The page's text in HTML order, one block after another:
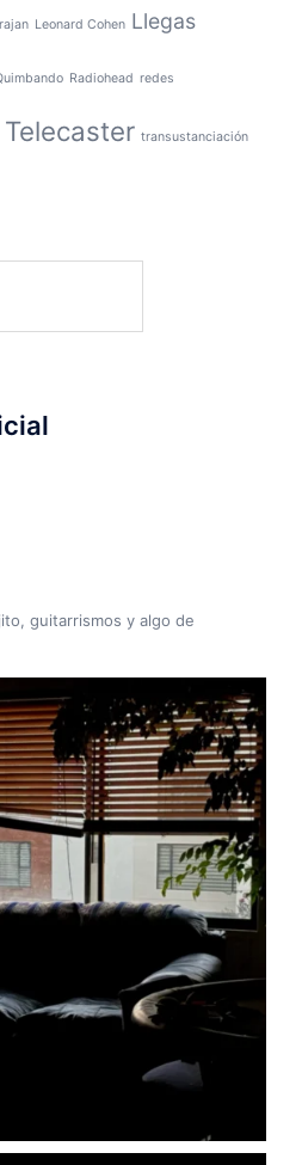
Leonard Cohen Llegas
Radiohead redes
Telecaster transustanciación
guitarrismos y algo de